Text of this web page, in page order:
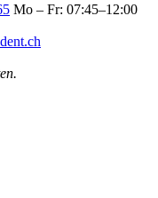
Mo – Fr: 07:45–12:00